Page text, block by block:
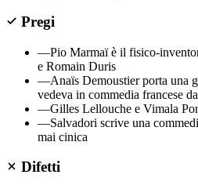
Pregi
—Pio Marmaï è il fisico-
e Romain Duris
—Anaïs Demoustier porta una
vedeva in commedia francese
—Gilles Lellouche e Vimala
—Salvadori scrive una
mai cinica
Difetti